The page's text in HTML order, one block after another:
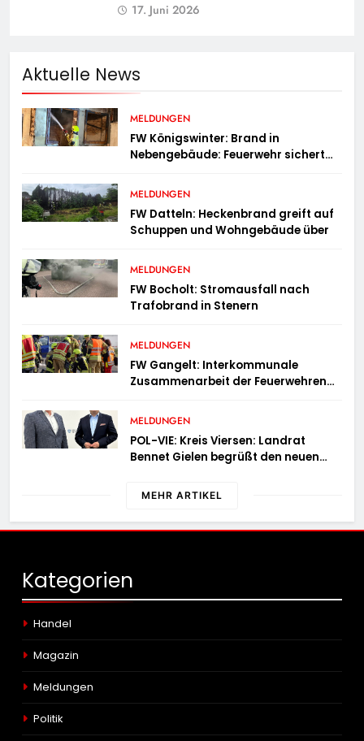
17. Juni 2026
Aktuelle News
MELDUNGEN
FW Königswinter: Brand in
Nebengebäude: Feuerwehr sichert
MELDUNGEN
FW Datteln: Heckenbrand greift auf
Schuppen und Wohngebäude über
MELDUNGEN
FW Bocholt: Stromausfall nach
Trafobrand in Stenern
MELDUNGEN
FW Gangelt: Interkommunale
Zusammenarbeit der Feuerwehren
Gangelt
MELDUNGEN
POL-VIE: Kreis Viersen: Landrat
Bennet Gielen begrüßt den neuen
MEHR ARTIKEL
Kategorien
Handel
Magazin
Meldungen
Politik